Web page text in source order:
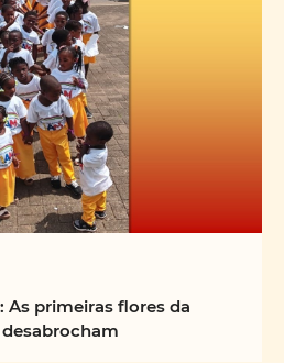
As primeiras flores da